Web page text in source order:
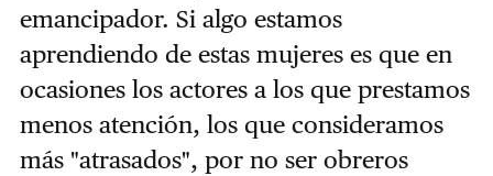
emancipador. Si algo estamos
aprendiendo de estas mujeres es que en
ocasiones los actores a los que prestamos
menos atención, los que consideramos
más "atrasados", por no ser obreros